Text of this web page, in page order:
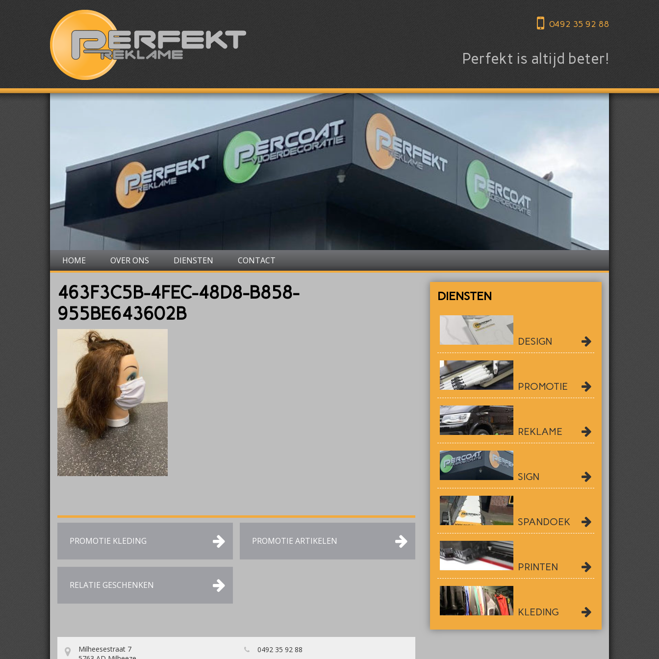
0492 35 92 88
Perfekt is altijd beter!
HOME OVER ONS DIENSTEN CONTACT
463F3C5B-4FEC-48D8-B858-
955BE643602B
PROMOTIE KLEDING PROMOTIE ARTIKELEN
RELATIE GESCHENKEN
DIENSTEN
DESIGN
PROMOTIE
REKLAME
SIGN
SPANDOEK
PRINTEN
KLEDING
Milheesestraat 7
0492 35 92 88